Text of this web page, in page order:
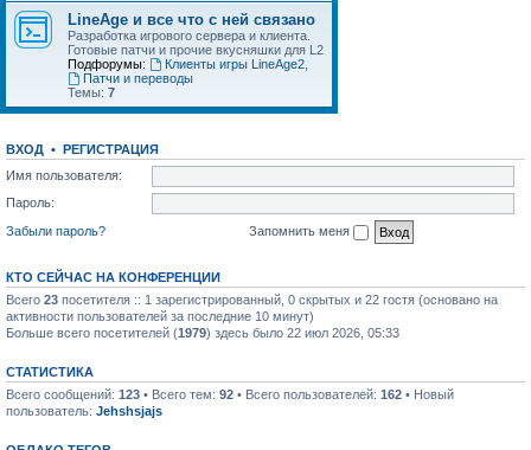
LineAge и все что с ней связано
Разработка игрового сервера и клиента.
Готовые патчи и прочие вкусняшки для L2
Подфорумы:
Клиенты игры LineAge2,
Патчи и переводы
Темы: 7
ВХОД • РЕГИСТРАЦИЯ
Имя пользователя:
Пароль:
Забыли пароль?
Запомнить меня
КТО СЕЙЧАС НА КОНФЕРЕНЦИИ
Всего 23 посетителя :: 1 зарегистрированный, 0 скрытых и 22 гостя (основано на
активности пользователей за последние 10 минут)
Больше всего посетителей (1979) здесь было 22 июл 2026, 05:33
СТАТИСТИКА
Всего сообщений: 123 • Всего тем: 92 • Всего пользователей: 162 • Новый
пользователь: Jehshsjajs